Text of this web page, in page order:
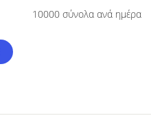
10000 σύνολα ανά ημέρα